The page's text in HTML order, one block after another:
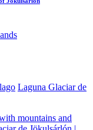
lago Laguna Glaciar de